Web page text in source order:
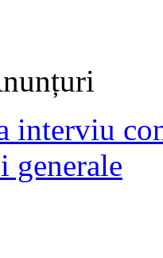
interviu
generale